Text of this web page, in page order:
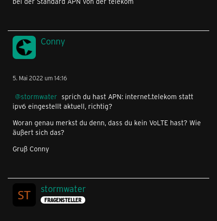
Conny
5. Mai 2022 um 14:16
stormwater sprich du hast APN: internet.telekom statt
ipv6 eingestellt aktuell, richtig?
Woran genau merkst du denn, dass du kein VoLTE hast? Wie
äußert sich das?
Gruß Conny
stormwater
FRAGENSTELLER